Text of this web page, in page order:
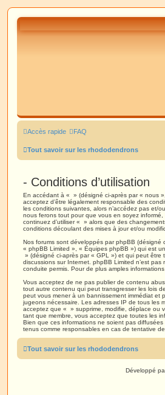
Accès rapide FAQ
Tout savoir sur les rhododendrons
- Conditions d’utilisation
En accédant à « » (désigné ci-après par « nous
acceptez d’être légalement responsable des
les conditions suivantes, alors n’accédez pas et/
nous ferons tout pour que vous en soyez informé,
continuez d’utiliser « » alors que des
conditions découlant des mises à jour et/ou
Nos forums sont développés par phpBB
« phpBB Limited », « Équipes phpBB ») qui est
» (désigné ci-après par « GPL ») et qui peut être
discussions sur Internet. phpBB Limited n’est
conduite permis. Pour de plus amples
Vous acceptez de ne pas publier de contenu
tout autre contenu qui peut transgresser les lois
peut vous mener à un bannissement immédiat et
jugeons nécessaire. Les adresses IP de tous les
acceptez que « » supprime, modifie, déplace ou
tant que membre, vous acceptez que toutes les
Bien que ces informations ne soient pas
tenus comme responsables en cas de tentative
Tout savoir sur les rhododendrons
Développé